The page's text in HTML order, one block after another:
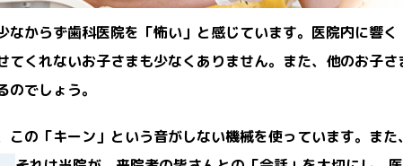
なからず歯科医院を「怖い」と感じています。医院内に響
てくれないお子さまも少なくありません。また、他のお子
でしょう。
この「キーン」という音がしない機械を使っています。また、